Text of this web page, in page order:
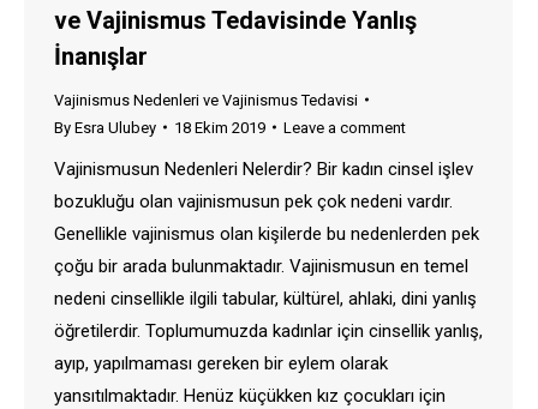
ve Vajinismus Tedavisinde Yanlış
İnanışlar
Vajinismus Nedenleri ve Vajinismus Tedavisi
By Esra Ulubey 18 Ekim 2019 Leave a comment
Vajinismusun Nedenleri Nelerdir? Bir kadın cinsel işlev
bozukluğu olan vajinismusun pek çok nedeni vardır.
Genellikle vajinismus olan kişilerde bu nedenlerden pek
çoğu bir arada bulunmaktadır. Vajinismusun en temel
nedeni cinsellikle ilgili tabular, kültürel, ahlaki, dini yanlış
öğretilerdir. Toplumumuzda kadınlar için cinsellik yanlış,
ayıp, yapılmaması gereken bir eylem olarak
yansıtılmaktadır. Henüz küçükken kız çocukları için